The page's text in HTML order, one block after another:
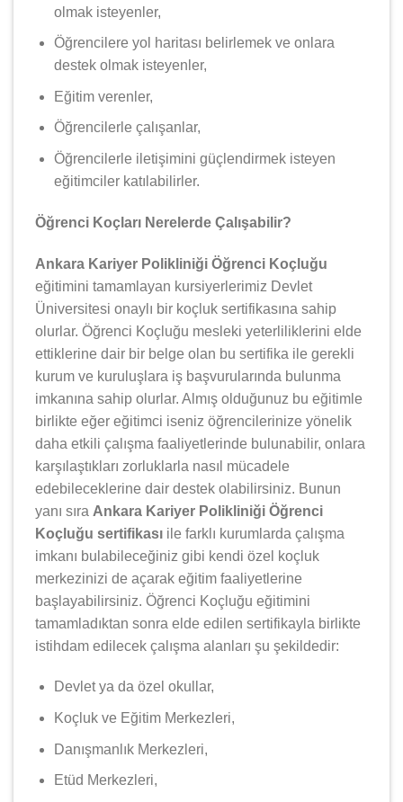
olmak isteyenler,
Öğrencilere yol haritası belirlemek ve onlara
destek olmak isteyenler,
Eğitim verenler,
Öğrencilerle çalışanlar,
Öğrencilerle iletişimini güçlendirmek isteyen
eğitimciler katılabilirler.
Öğrenci Koçları Nerelerde Çalışabilir?
Ankara Kariyer Polikliniği Öğrenci Koçluğu
eğitimini tamamlayan kursiyerlerimiz Devlet
Üniversitesi onaylı bir koçluk sertifikasına sahip
olurlar. Öğrenci Koçluğu mesleki yeterliliklerini elde
ettiklerine dair bir belge olan bu sertifika ile gerekli
kurum ve kuruluşlara iş başvurularında bulunma
imkanına sahip olurlar. Almış olduğunuz bu eğitimle
birlikte eğer eğitimci iseniz öğrencilerinize yönelik
daha etkili çalışma faaliyetlerinde bulunabilir, onlara
karşılaştıkları zorluklarla nasıl mücadele
edebileceklerine dair destek olabilirsiniz. Bunun
yanı sıra Ankara Kariyer Polikliniği Öğrenci
Koçluğu sertifikası ile farklı kurumlarda çalışma
imkanı bulabileceğiniz gibi kendi özel koçluk
merkezinizi de açarak eğitim faaliyetlerine
başlayabilirsiniz. Öğrenci Koçluğu eğitimini
tamamladıktan sonra elde edilen sertifikayla birlikte
istihdam edilecek çalışma alanları şu şekildedir:
Devlet ya da özel okullar,
Koçluk ve Eğitim Merkezleri,
Danışmanlık Merkezleri,
Etüd Merkezleri,